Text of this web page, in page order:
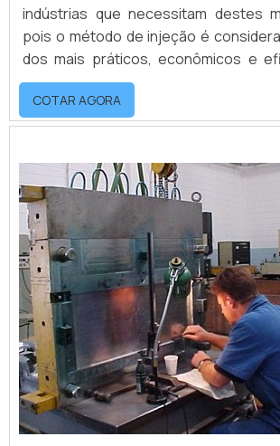
indústrias que necessitam destes
pois o método de injeção é
dos mais práticos, econômicos e
para produzir peças de
durabilidade.Os materiais
processo de fabricação da
acordo com a finalidade do
materiais muito comuns neste
o aço...
COTAR AGORA